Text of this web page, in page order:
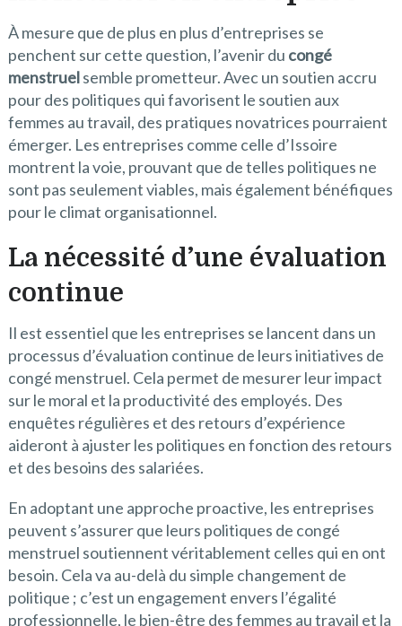
À mesure que de plus en plus d’entreprises se
penchent sur cette question, l’avenir du congé
menstruelsemble prometteur. Avec un soutien accru
pour des politiques qui favorisent le soutien aux
femmes au travail, des pratiques novatrices pourraient
émerger. Les entreprises comme celle d’Issoire
montrent la voie, prouvant que de telles politiques ne
sont pas seulement viables, mais également bénéfiques
pour le climat organisationnel.
La nécessité d’une évaluation
continue
Il est essentiel que les entreprises se lancent dans un
processus d’évaluation continue de leurs initiatives de
congé menstruel. Cela permet de mesurer leur impact
sur le moral et la productivité des employés. Des
enquêtes régulières et des retours d’expérience
aideront à ajuster les politiques en fonction des retours
et des besoins des salariées.
En adoptant une approche proactive, les entreprises
peuvent s’assurer que leurs politiques de congé
menstruel soutiennent véritablement celles qui en ont
besoin. Cela va au-delà du simple changement de
politique ; c’est un engagement envers l’égalité
professionnelle, le bien-être des femmes au travail et la